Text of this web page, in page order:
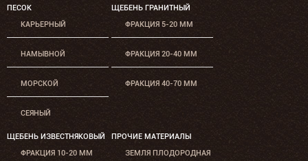
ПЕСОК
КАРЬЕРНЫЙ
НАМЫВНОЙ
МОРСКОЙ
СЕЯНЫЙ
ЩЕБЕНЬ ГРАНИТНЫЙ
ФРАКЦИЯ 5-20 ММ
ФРАКЦИЯ 20-40 ММ
ФРАКЦИЯ 40-70 ММ
ЩЕБЕНЬ ИЗВЕСТНЯКОВЫЙ
ФРАКЦИЯ 10-20 ММ
ПРОЧИЕ МАТЕРИАЛЫ
ЗЕМЛЯ ПЛОДОРОДНАЯ